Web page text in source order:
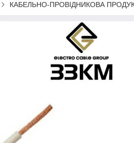
КАБЕЛЬНО-ПРОВІДНИКОВА